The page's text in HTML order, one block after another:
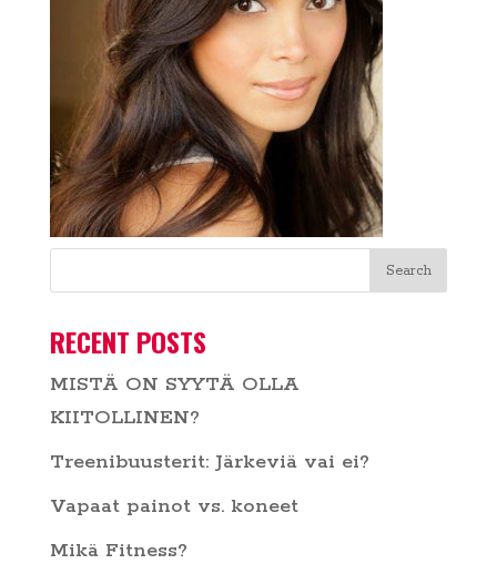
RECENT POSTS
MISTÄ ON SYYTÄ OLLA
KIITOLLINEN?
Treenibuusterit: Järkeviä vai ei?
Vapaat painot vs. koneet
Mikä Fitness?